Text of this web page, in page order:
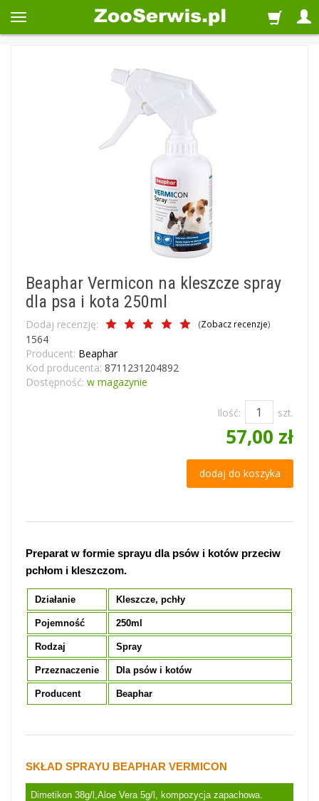
Beaphar Vermicon na kleszcze spray
dla psa i kota 250ml
Dodaj recenzję: (Zobacz recenzje)
1564
Producent: Beaphar
Kod producenta: 8711231204892
Dostępność: w magazynie
Ilość: szt.
57,00 zł
dodaj do koszyka
Preparat w formie sprayu dla psów i kotów przeciw
pchłom i kleszczom.
Działanie Kleszcze, pchły
Pojemność 250ml
Rodzaj Spray
Przeznaczenie Dla psów i kotów
Producent Beaphar
SKŁAD SPRAYU BEAPHAR VERMICON
Dimetikon 38g/l,Aloe Vera 5g/l, kompozycja zapachowa.